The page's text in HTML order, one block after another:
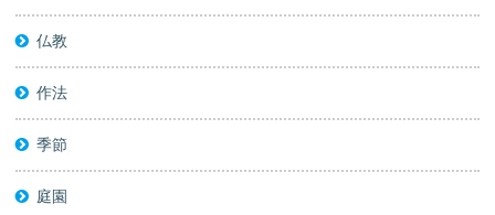
仏教
作法
季節
庭園